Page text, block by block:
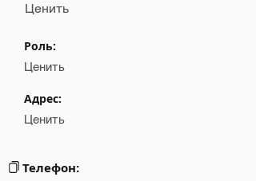
Email
Ценить
Роль:
Ценить
Адрес:
Ценить
Телефон: